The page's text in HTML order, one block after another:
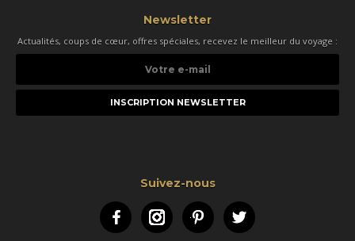
Newsletter
Actualités, coups de cœur, offres spéciales, recevez le meilleur du voyage :
e-
Suivez-nous
FacebookInstagramPinterestTwitter